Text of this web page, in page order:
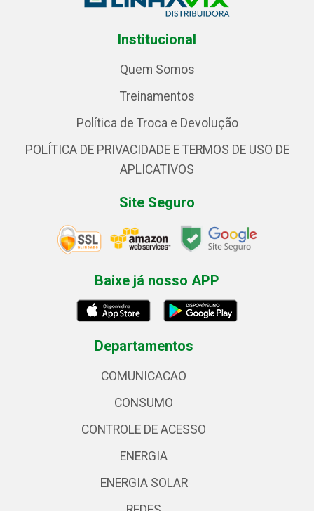
Institucional
Quem Somos
Treinamentos
Política de Troca e Devolução
POLÍTICA DE PRIVACIDADE E TERMOS DE USO DE
APLICATIVOS
Site Seguro
Baixe já nosso APP
Departamentos
COMUNICACAO
CONSUMO
CONTROLE DE ACESSO
ENERGIA
ENERGIA SOLAR